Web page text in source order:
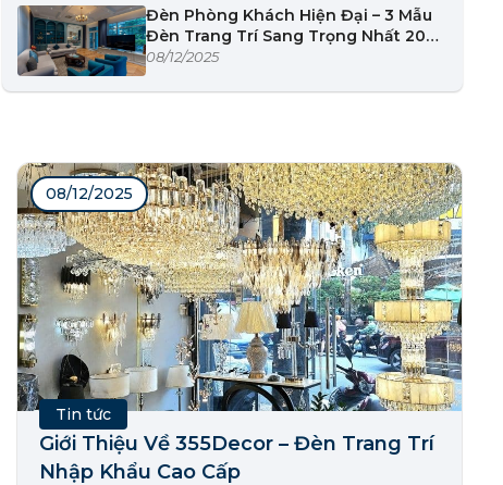
Đèn Phòng Khách Hiện Đại – 3 Mẫu
Đèn Trang Trí Sang Trọng Nhất 2025
| 355Decor
08/12/2025
08/12/2025
Tin tức
Giới Thiệu Về 355Decor – Đèn Trang Trí
Nhập Khẩu Cao Cấp